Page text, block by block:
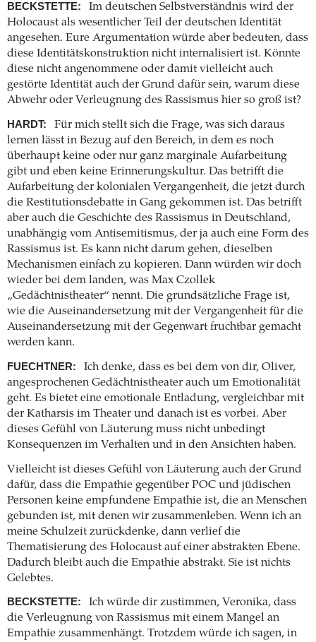
BECKSTETTE:
Im deutschen Selbstverständnis wird der
Holocaust als wesentlicher Teil der deutschen Identität
angesehen. Eure Argumentation würde aber bedeuten, dass
diese Identitätskonstruktion nicht internalisiert ist. Könnte
diese nicht angenommene oder damit vielleicht auch
gestörte Identität auch der Grund dafür sein, warum diese
Abwehr oder Verleugnung des Rassismus hier so groß ist?
HARDT:
Für mich stellt sich die Frage, was sich daraus
lernen lässt in Bezug auf den Bereich, in dem es noch
überhaupt keine oder nur ganz marginale Aufarbeitung
gibt und eben keine Erinnerungskultur. Das betrifft die
Aufarbeitung der kolonialen Vergangenheit, die jetzt durch
die Restitutionsdebatte in Gang gekommen ist. Das betrifft
aber auch die Geschichte des Rassismus in Deutschland,
unabhängig vom Antisemitismus, der ja auch eine Form des
Rassismus ist. Es kann nicht darum gehen, dieselben
Mechanismen einfach zu kopieren. Dann würden wir doch
wieder bei dem landen, was Max Czollek
„Gedächtnistheater“ nennt. Die grundsätzliche Frage ist,
wie die Auseinandersetzung mit der Vergangenheit für die
Auseinandersetzung mit der Gegenwart fruchtbar gemacht
werden kann.
FUECHTNER:
Ich denke, dass es bei dem von dir, Oliver,
angesprochenen Gedächtnistheater auch um Emotionalität
geht. Es bietet eine emotionale Entladung, vergleichbar mit
der Katharsis im Theater und danach ist es vorbei. Aber
dieses Gefühl von Läuterung muss nicht unbedingt
Konsequenzen im Verhalten und in den Ansichten haben.
Vielleicht ist dieses Gefühl von Läuterung auch der Grund
dafür, dass die Empathie gegenüber POC und jüdischen
Personen keine empfundene Empathie ist, die an Menschen
gebunden ist, mit denen wir zusammenleben. Wenn ich an
meine Schulzeit zurückdenke, dann verlief die
Thematisierung des Holocaust auf einer abstrakten Ebene.
Dadurch bleibt auch die Empathie abstrakt. Sie ist nichts
Gelebtes.
BECKSTETTE:
Ich würde dir zustimmen, Veronika, dass
die Verleugnung von Rassismus mit einem Mangel an
Empathie zusammenhängt. Trotzdem würde ich sagen, in